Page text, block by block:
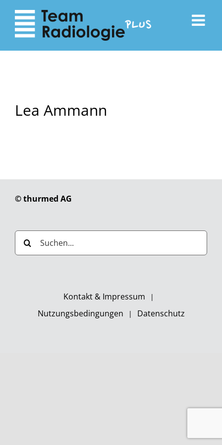
zum
Inhalt
Navigation
Lea Ammann
© thurmed AG
Suche
nach:
Kontakt & Impressum
Nutzungsbedingungen
Datenschutz